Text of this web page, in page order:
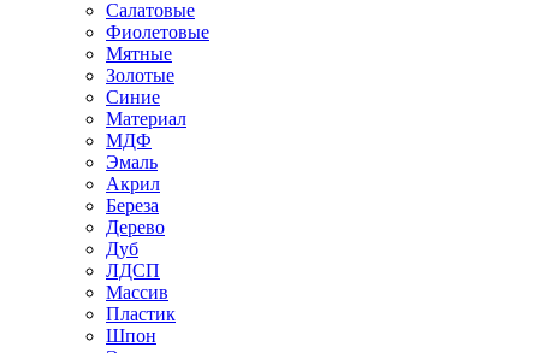
Салатовые
Фиолетовые
Мятные
Золотые
Синие
Материал
МДФ
Эмаль
Акрил
Береза
Дерево
Дуб
ЛДСП
Массив
Пластик
Шпон